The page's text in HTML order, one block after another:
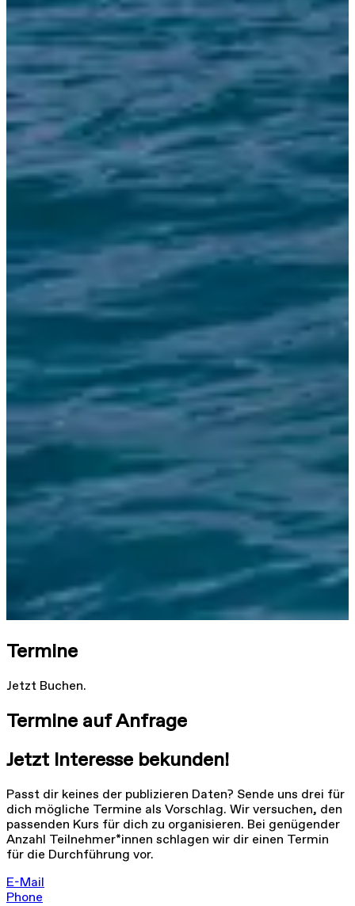
Termine
Jetzt Buchen.
Termine auf Anfrage
Jetzt Interesse bekunden!
Passt dir keines der publizieren Daten? Sende uns drei für
dich mögliche Termine als Vorschlag. Wir versuchen, den
passenden Kurs für dich zu organisieren. Bei genügender
Anzahl Teilnehmer*innen schlagen wir dir einen Termin
für die Durchführung vor.
E-Mail
Phone